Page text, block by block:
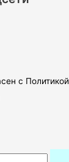
с Политикой